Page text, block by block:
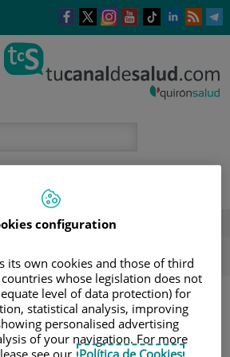
Este
enlace
se
ventana
nueva.
Este
enlace
se
una
ventana
nueva.
Este
enlace
se
una
ventana
nueva.
Este
enlace
se
una
ventana
nueva.
Enlace
una
Enlace
una
DE PROFESIONALES
BOIX
configuration
its own cookies and those of third
whose legislation does not
level of data protection) for
statistical analysis, improving
personalised advertising
of your navigation. For more